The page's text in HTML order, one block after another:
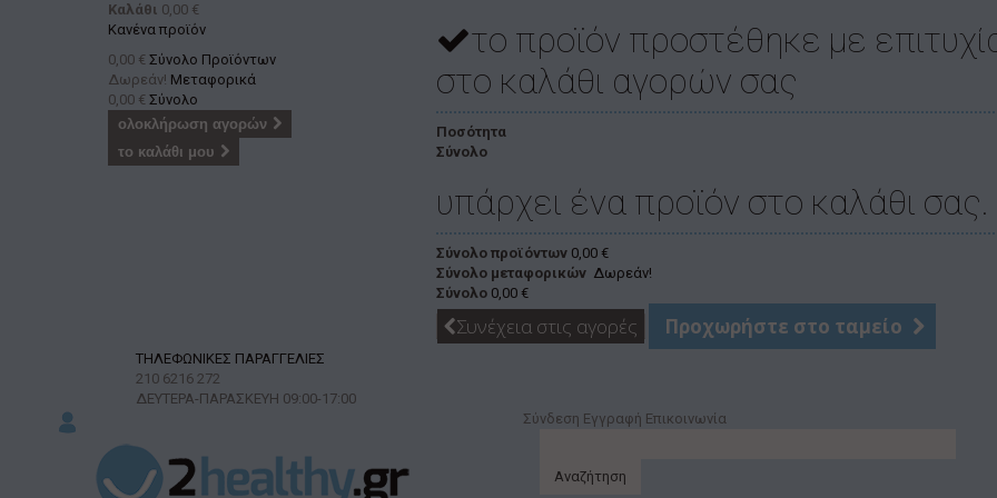
Καλάθι 0,00 €
Κανένα προϊόν
0,00 € Σύνολο Προϊόντων
Δωρεάν! Μεταφορικά
0,00 € Σύνολο
ολοκλήρωση αγορών
το καλάθι μου
το προϊόν προστέθηκε με
στο καλάθι αγορών σας
Ποσότητα
Σύνολο
υπάρχει ένα προϊόν στο καλάθι σας.
Σύνολο προϊόντων 0,00 €
Σύνολο μεταφορικών Δωρεάν!
Σύνολο 0,00 €
Συνέχεια στις αγορές Προχωρήστε στο ταμείο
ΤΗΛΕΦΩΝΙΚΕΣ ΠΑΡΑΓΓΕΛΙΕΣ
210 6216 272
ΔΕΥΤΕΡΑ-ΠΑΡΑΣΚΕΥΗ 09:00-17:00
Σύνδεση Εγγραφή Επικοινωνία
Αναζήτηση